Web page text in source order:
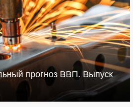
прогноз ВВП. Выпуск